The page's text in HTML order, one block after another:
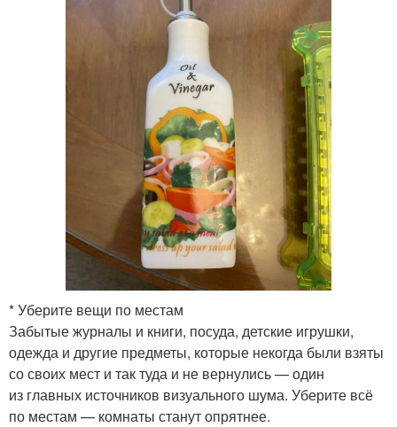
* Уберите вещи по местам
Забытые журналы и книги, посуда, детские игрушки,
одежда и другие предметы, которые некогда были взяты
со своих мест и так туда и не вернулись — один
из главных источников визуального шума. Уберите всё
по местам — комнаты станут опрятнее.